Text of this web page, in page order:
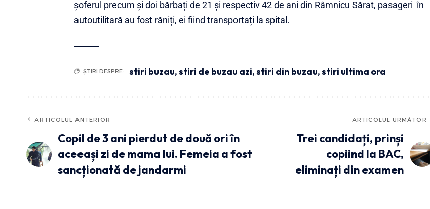
șoferul precum și doi bărbați de 21 și respectiv 42 de ani din Râmnicu Sărat, pasageri în
autoutilitară au fost răniți, ei fiind transportați la spital.
ȘTIRI DESPRE: stiri buzau,stiri de buzau azi,stiri din buzau,stiri ultima ora
ARTICOLUL ANTERIOR
Copil de 3 ani pierdut de două ori în
aceeași zi de mama lui. Femeia a fost
sancționată de jandarmi
ARTICOLUL URMĂTOR
Trei candidați, prinși
copiind la BAC,
eliminați din examen